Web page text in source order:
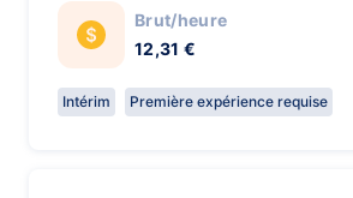
Brut/heure
12,31 €
Intérim Première expérience requise